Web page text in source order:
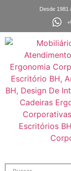
Desde 1981